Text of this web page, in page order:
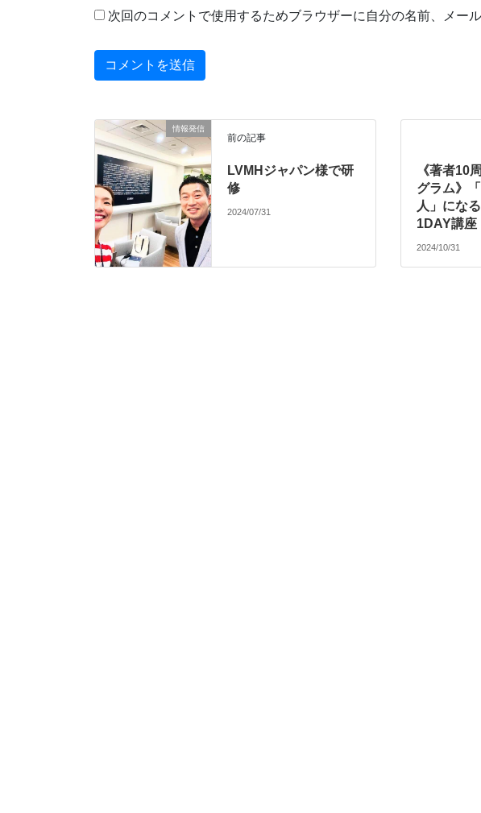
次回のコメントで使用するためブラウザーに自分の名前、メー
情報発信
前の記事
LVMHジャパン様で研
修
2024/07/31
《著者10
グラム》
人」にな
1DAY講座
2024/10/31